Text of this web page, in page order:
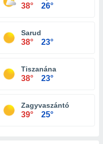
38° 26°
Sarud
38° 23°
Tiszanána
38° 23°
Zagyvaszántó
39° 25°